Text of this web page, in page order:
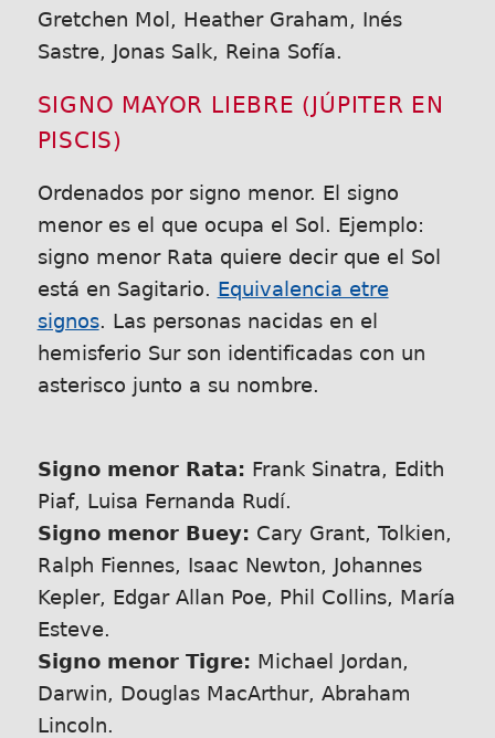
Gretchen Mol, Heather Graham, Inés
Sastre, Jonas Salk, Reina Sofía.
SIGNO MAYOR LIEBRE (JÚPITER EN
PISCIS)
Ordenados por signo menor. El signo
menor es el que ocupa el Sol. Ejemplo:
signo menor Rata quiere decir que el Sol
está en Sagitario. Equivalencia etre
signos. Las personas nacidas en el
hemisferio Sur son identificadas con un
asterisco junto a su nombre.
Signo menor Rata: Frank Sinatra, Edith
Piaf, Luisa Fernanda Rudí.
Signo menor Buey: Cary Grant, Tolkien,
Ralph Fiennes, Isaac Newton, Johannes
Kepler, Edgar Allan Poe, Phil Collins, María
Esteve.
Signo menor Tigre: Michael Jordan,
Darwin, Douglas MacArthur, Abraham
Lincoln.